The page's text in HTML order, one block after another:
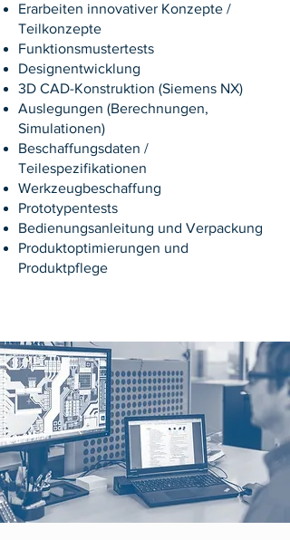
Erarbeiten innovativer Konzepte /
Teilkonzepte
Funktionsmustertests
Designentwicklung
3D CAD-Konstruktion (Siemens NX)
Auslegungen (Berechnungen,
Simulationen)
Beschaffungsdaten /
Teilespezifikationen
Werkzeugbeschaffung
Prototypentests
Bedienungsanleitung und Verpackung
Produktoptimierungen und
Produktpflege